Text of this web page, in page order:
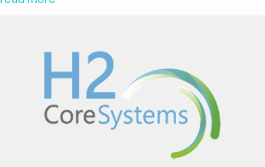
provides full value-chain integration, including
electrolysers, compressors, hydrogen storage,
fuel cell and energy management system.